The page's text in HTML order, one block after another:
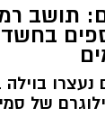
תושב
כ-70 קילוגרם